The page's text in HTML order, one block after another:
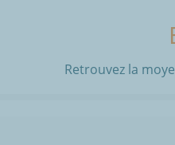
Retrouvez la